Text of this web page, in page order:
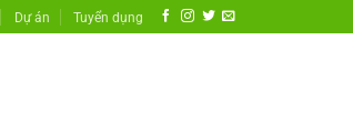
Dự án Tuyển dụng